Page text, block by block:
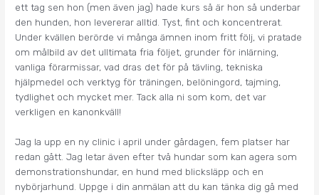
ett tag sen hon (men även jag) hade kurs så är hon så underbar
den hunden, hon levererar alltid. Tyst, fint och koncentrerat.
Under kvällen berörde vi många ämnen inom fritt följ, vi pratade
om målbild av det ulltimata fria följet, grunder för inlärning,
vanliga förarmissar, vad dras det för på tävling, tekniska
hjälpmedel och verktyg för träningen, belöningord, tajming,
tydlighet och mycket mer. Tack alla ni som kom, det var
verkligen en kanonkväll!
Jag la upp en ny clinic i april under gårdagen, fem platser har
redan gått. Jag letar även efter två hundar som kan agera som
demonstrationshundar, en hund med blicksläpp och en
nybörjarhund. Uppge i din anmälan att du kan tänka dig gå med